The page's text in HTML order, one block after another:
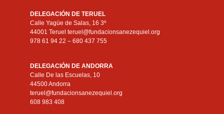
DELEGACIÓN DE TERUEL
Calle Yagüe de Salas, 16 3º
44001 Teruel teruel@fundacionsanezequiel.org
978 61 94 22 – 680 437 755
DELEGACIÓN DE ANDORRA
Calle De las Escuelas, 10
44500 Andorra
teruel@fundacionsanezequiel.org
608 983 408